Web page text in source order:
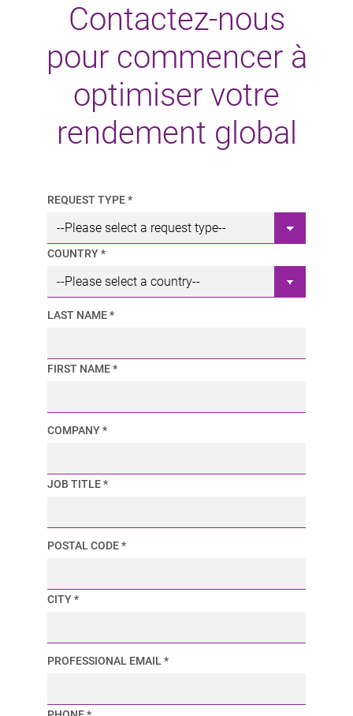
Contactez-nous
pour commencer à
optimiser votre
rendement global
REQUEST TYPE *
COUNTRY *
LAST NAME *
FIRST NAME *
COMPANY *
JOB TITLE *
POSTAL CODE *
CITY *
PROFESSIONAL EMAIL *